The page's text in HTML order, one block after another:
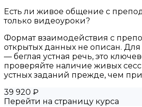
Есть ли живое общение с
только видеоуроки?
Формат взаимодействия с
открытых данных не описан. Для
— беглая устная речь, это
проверяйте наличие живых
устных заданий прежде, чем
39 920 ₽
Перейти на страницу курса